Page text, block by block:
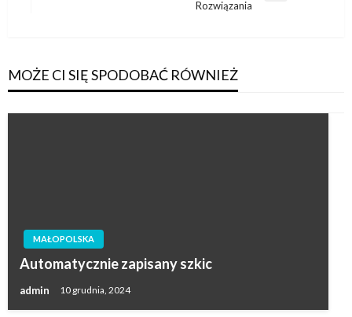
Rozwiązania
MOŻE CI SIĘ SPODOBAĆ RÓWNIEŻ
MAŁOPOLSKA
Automatycznie zapisany szkic
admin 10 grudnia, 2024